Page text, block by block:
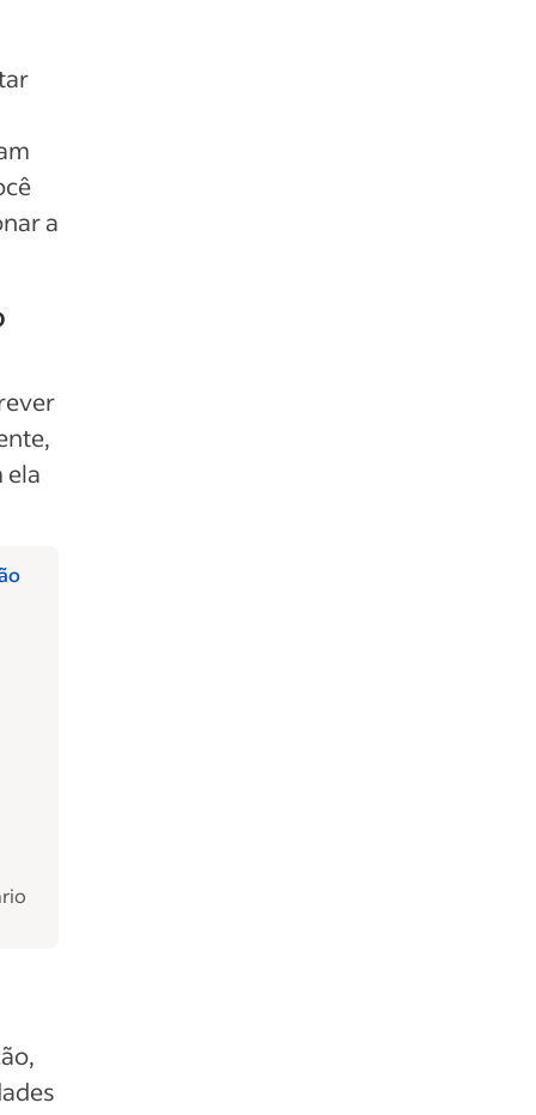
a
ela